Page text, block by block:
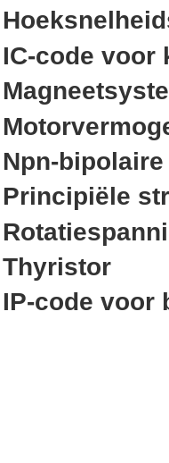
IC-code voor
Npn-
Principiële
Thyristor
IP-code voor